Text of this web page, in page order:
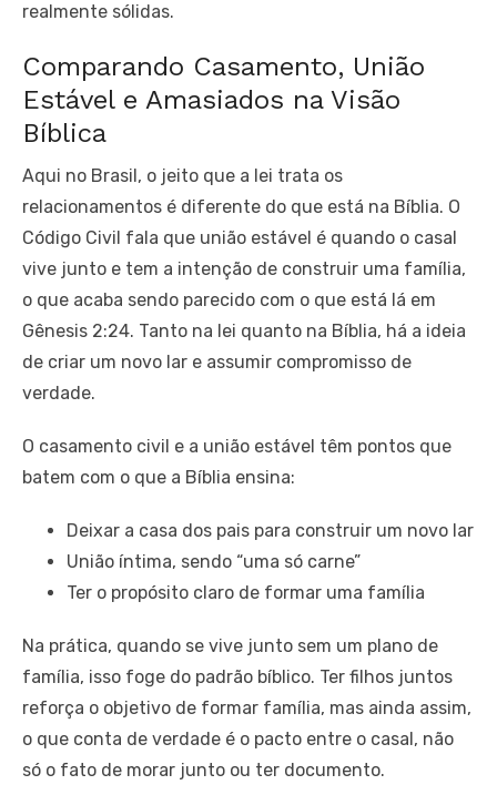
realmente sólidas.
Comparando Casamento, União
Estável e Amasiados na Visão
Bíblica
Aqui no Brasil, o jeito que a lei trata os
relacionamentos é diferente do que está na Bíblia. O
Código Civil fala que união estável é quando o casal
vive junto e tem a intenção de construir uma família,
o que acaba sendo parecido com o que está lá em
Gênesis 2:24. Tanto na lei quanto na Bíblia, há a ideia
de criar um novo lar e assumir compromisso de
verdade.
O casamento civil e a união estável têm pontos que
batem com o que a Bíblia ensina:
Deixar a casa dos pais para construir um novo lar
União íntima, sendo “uma só carne”
Ter o propósito claro de formar uma família
Na prática, quando se vive junto sem um plano de
família, isso foge do padrão bíblico. Ter filhos juntos
reforça o objetivo de formar família, mas ainda assim,
o que conta de verdade é o pacto entre o casal, não
só o fato de morar junto ou ter documento.